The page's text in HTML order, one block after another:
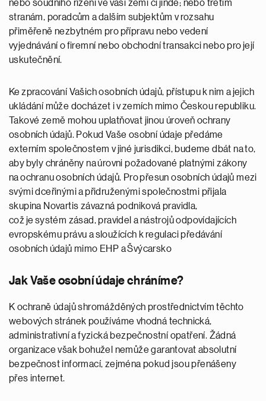
nebo soudního řízení ve vaší zemi či jinde; nebo třetím
stranám, poradcům a dalším subjektům v rozsahu
přiměřeně nezbytném pro přípravu nebo vedení
vyjednávání o firemní nebo obchodní transakci nebo pro její
uskutečnění.
Ke zpracování Vašich osobních údajů, přístupu k nim a jejich
ukládání může docházet i v zemích mimo Českou republiku.
Takové země mohou uplatňovat jinou úroveň ochrany
osobních údajů. Pokud Vaše osobní údaje předáme
externím společnostem v jiné jurisdikci, budeme dbát na to,
aby byly chráněny na úrovni požadované platnými zákony
na ochranu osobních údajů. Pro přesun osobních údajů mezi
svými dceřinými a přidruženými společnostmi přijala
skupina Novartis závazná podniková pravidla,
což je systém zásad, pravidel a nástrojů odpovídajících
evropskému právu a sloužících k regulaci předávání
osobních údajů mimo EHP a Švýcarsko
Jak Vaše osobní údaje chráníme?
K ochraně údajů shromážděných prostřednictvím těchto
webových stránek používáme vhodná technická,
administrativní a fyzická bezpečnostní opatření. Žádná
organizace však bohužel nemůže garantovat absolutní
bezpečnost informací, zejména pokud jsou přenášeny
přes internet.